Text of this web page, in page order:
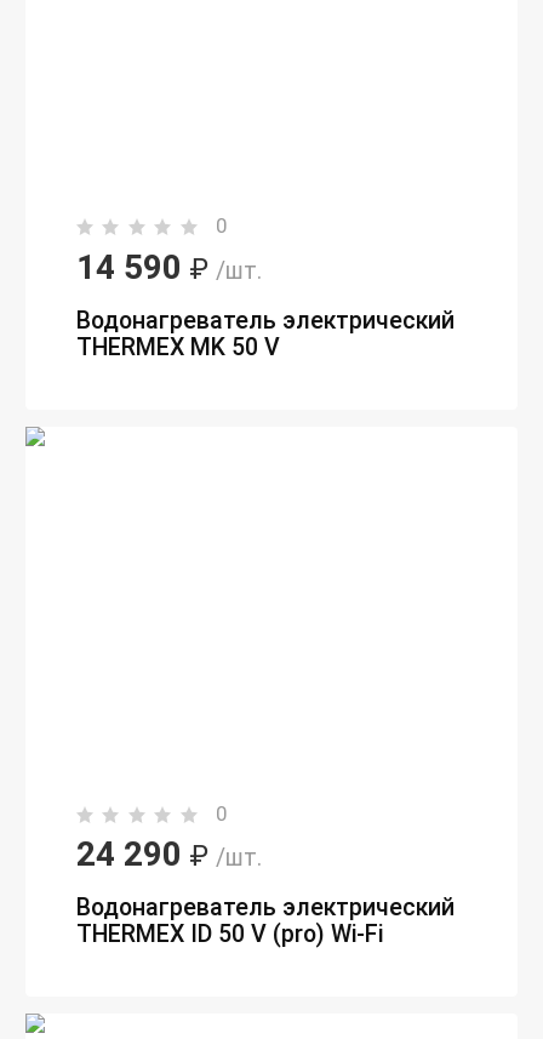
0
14 590 ₽ /шт.
Водонагреватель электрический
THERMEX MK 50 V
0
24 290 ₽ /шт.
Водонагреватель электрический
THERMEX ID 50 V (pro) Wi-Fi